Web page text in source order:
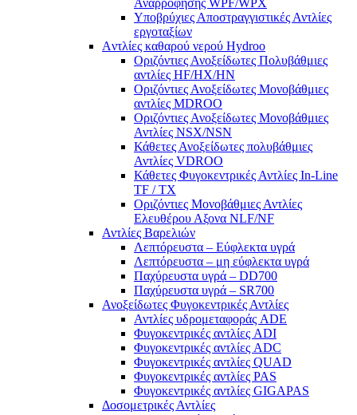
Αναρροφήσης WPF/WPX
Υποβρύχιες Αποστραγγιστικές Αντλίες
εργοταξίων
Aντλίες καθαρού νερού Ηydroo
Οριζόντιες Ανοξείδωτες Πολυβάθμιες
αντλίες ΗF/HX/HN
Οριζόντιες Ανοξείδωτες Μονοβάθμιες
αντλίες ΜDROO
Οριζόντιες Ανοξείδωτες Μονοβάθμιες
Αντλίες ΝSX/NSN
Κάθετες Ανοξείδωτες πολυβάθμιες
Αντλίες VDROO
Κάθετες Φυγοκεντρικές Αντλίες In-Line
TF / TX
Oριζόντιες Μονοβάθμιες Αντλίες
Ελευθέρου Αξονα NLF/NF
Αντλίες Βαρελιών
Λεπτόρευστα – Εύφλεκτα υγρά
Λεπτόρευστα – μη εύφλεκτα υγρά
Παχύρευστα υγρά – DD700
Παχύρευστα υγρά – SR700
Ανοξείδωτες Φυγοκεντρικές Αντλίες
Αντλίες υδρομεταφοράς ADE
Φυγοκεντρικές αντλίες ADI
Φυγοκεντρικές αντλίες ADC
Φυγοκεντρικές αντλίες QUAD
Φυγοκεντρικές αντλίες PAS
Φυγοκεντρικές αντλίες GIGAPAS
Δοσομετρικές Αντλίες